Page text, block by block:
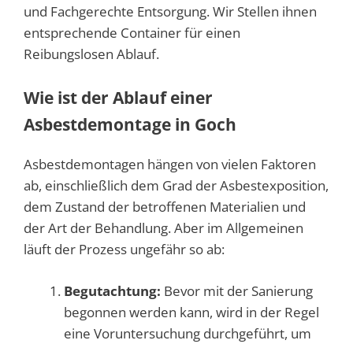
und Fachgerechte Entsorgung. Wir Stellen ihnen
entsprechende Container für einen
Reibungslosen Ablauf.
Wie ist der Ablauf einer
Asbestdemontage in Goch
Asbestdemontagen hängen von vielen Faktoren
ab, einschließlich dem Grad der Asbestexposition,
dem Zustand der betroffenen Materialien und
der Art der Behandlung. Aber im Allgemeinen
läuft der Prozess ungefähr so ​​ab:
Begutachtung: Bevor mit der Sanierung
begonnen werden kann, wird in der Regel
eine Voruntersuchung durchgeführt, um